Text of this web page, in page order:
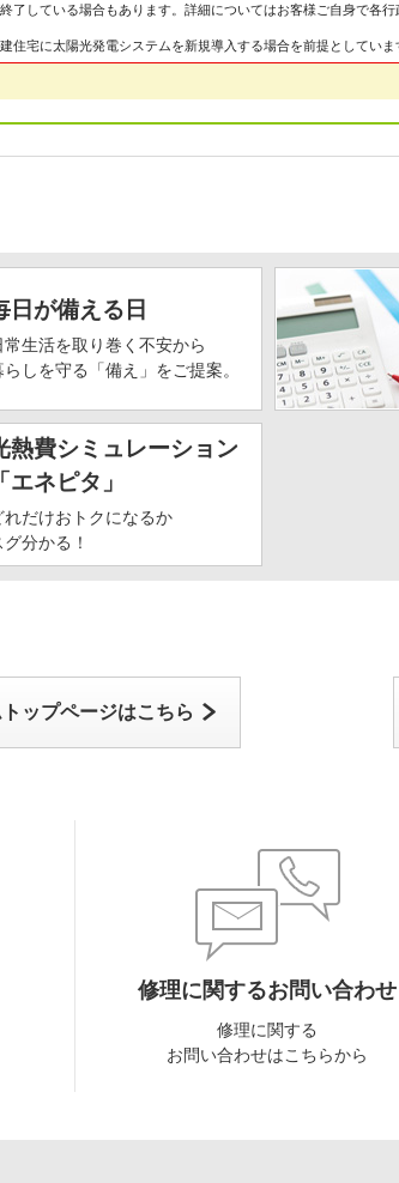
了している場合もあります。詳細についてはお客様ご自身で各行
住宅に太陽光発電システムを新規導入する場合を前提としていま
日が備える日
常生活を取り巻く不安から
らしを守る「備え」をご提案。
熱費シミュレーション
「エネピタ」
れだけおトクになるか
グ分かる！
ップページはこちら
修理に関するお問い合わせ
修理に関する
お問い合わせはこちらから